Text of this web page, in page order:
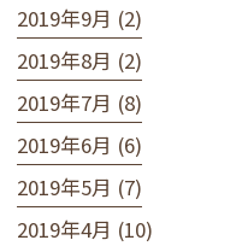
2019年9月 (2)
2019年8月 (2)
2019年7月 (8)
2019年6月 (6)
2019年5月 (7)
2019年4月 (10)